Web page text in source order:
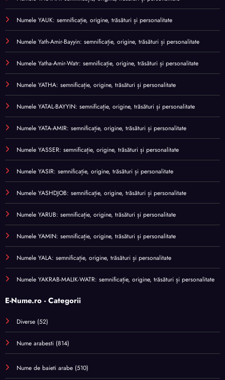
Numele YAUK: semnificație, origine, trăsături și personalitate
Numele Yath-Amir-Bayyin: semnificație, origine, trăsături și personalitate
Numele Yatha-Amir-Watr: semnificație, origine, trăsături și personalitate
Numele YATHA: semnificație, origine, trăsături și personalitate
Numele YATAL-BAYYIN: semnificație, origine, trăsături și personalitate
Numele YATA-AMIR: semnificație, origine, trăsături și personalitate
Numele YASSER: semnificație, origine, trăsături și personalitate
Numele YASIR: semnificație, origine, trăsături și personalitate
Numele YASHDJOB: semnificație, origine, trăsături și personalitate
Numele YARUB: semnificație, origine, trăsături și personalitate
Numele YAMIN: semnificație, origine, trăsături și personalitate
Numele YALA: semnificație, origine, trăsături și personalitate
Numele YAKRAB-MALIK-WATR: semnificație, origine, trăsături și personalitate
E-Nume.ro - Categorii
Diverse (52)
Nume arabesti (814)
Nume de baieti arabe (510)